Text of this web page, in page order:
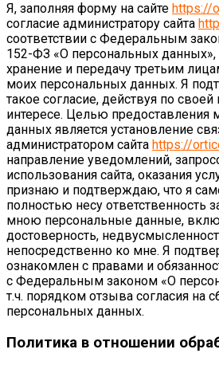
Я, заполняя форму на сайте https://
согласие администратору сайта
соответствии с Федеральным
152-ФЗ «О персональных данных»,
хранение и передачу третьим
моих персональных данных. Я
такое согласие, действуя по
интересе. Целью
данных является установление
администратором сайта https://
направление уведомлений,
использования сайта, оказания
признаю и подтверждаю, что я
полностью несу ответственность
мною персональные данные,
достоверность,
непосредственно ко мне. Я
ознакомлен с правами и
с Федеральным законом «О
т.ч. порядком отзыва согласия на
персональных данных.
Политика в отношении